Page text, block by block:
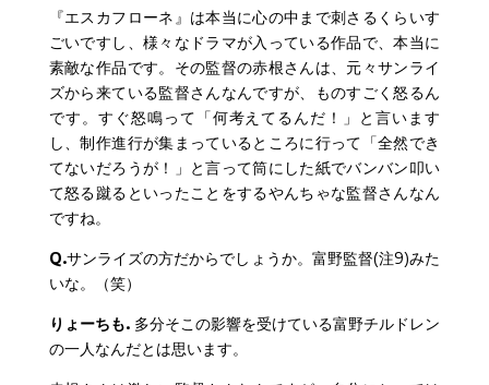
『エスカフローネ』は本当に心の中まで刺さるくらいす
ごいですし、様々なドラマが入っている作品で、本当に
素敵な作品です。その監督の赤根さんは、元々サンライ
ズから来ている監督さんなんですが、ものすごく怒るん
です。すぐ怒鳴って「何考えてるんだ！」と言います
し、制作進行が集まっているところに行って「全然でき
てないだろうが！」と言って筒にした紙でバンバン叩い
て怒る蹴るといったことをするやんちゃな監督さんなん
ですね。
Q.サンライズの方だからでしょうか。富野監督(注9)みた
いな。（笑）
りょーちも. 多分そこの影響を受けている富野チルドレン
の一人なんだとは思います。